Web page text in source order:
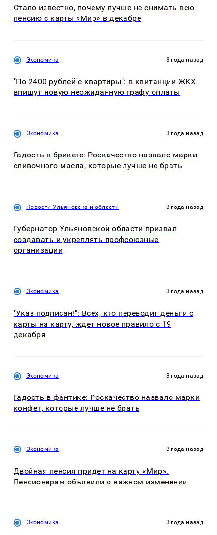
Стало известно, почему лучше не снимать всю
пенсию с карты «Мир» в декабре
Экономика 3 года назад
"По 2400 рублей с квартиры": в квитанции ЖКХ
впишут новую неожиданную графу оплаты
Экономика 3 года назад
Гадость в брикете: Роскачество назвало марки
сливочного масла, которые лучше не брать
Новости Ульяновска и области 3 года назад
Губернатор Ульяновской области призвал
создавать и укреплять профсоюзные
организации
Экономика 3 года назад
"Указ подписан!": Всех, кто переводит деньги с
карты на карту, ждет новое правило с 19
декабря
Экономика 3 года назад
Гадость в фантике: Роскачество назвало марки
конфет, которые лучше не брать
Экономика 3 года назад
Двойная пенсия придет на карту «Мир».
Пенсионерам объявили о важном изменении
Экономика 3 года назад